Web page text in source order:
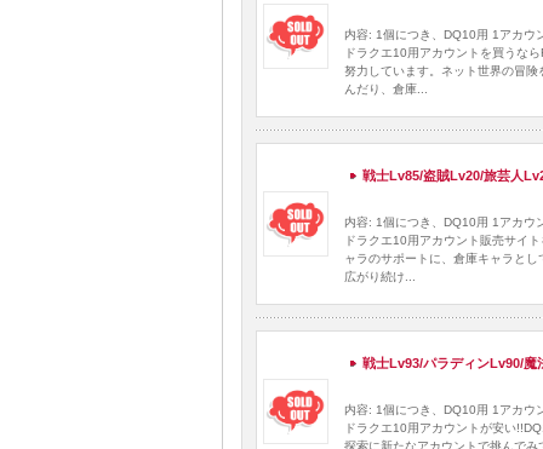
内容: 1個につき、DQ10用 1アカウ
ドラクエ10用アカウントを買うな
努力しています。ネット世界の冒
んだり、倉庫...
戦士Lv85/盗賊Lv20/旅芸人
内容: 1個につき、DQ10用 1アカウ
ドラクエ10用アカウント販売サイ
ャラのサポートに、倉庫キャラと
広がり続け...
戦士Lv93/パラディンLv90/魔
内容: 1個につき、DQ10用 1アカウ
ドラクエ10用アカウントが安い
探索に新たなアカウントで挑んで